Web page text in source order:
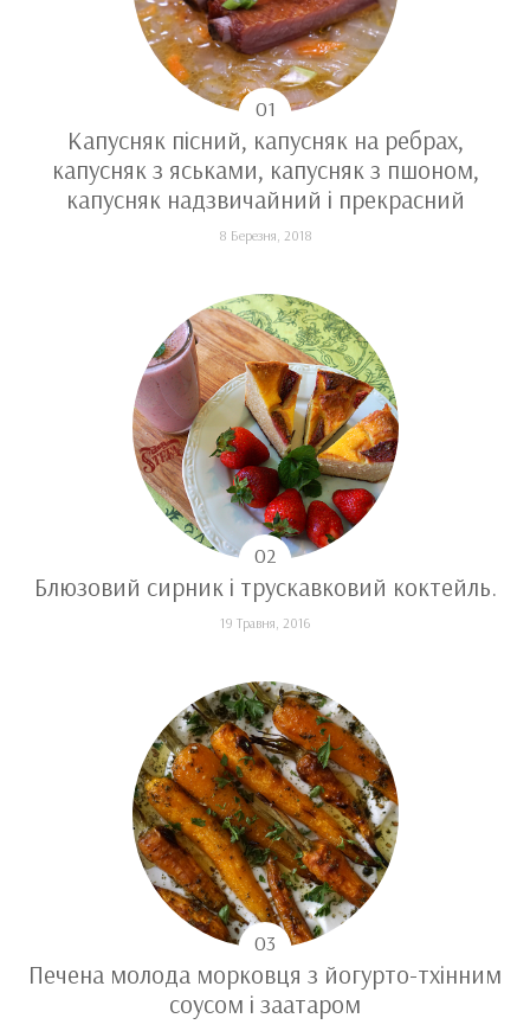
Капусняк пісний, капусняк на ребрах,
капусняк з яськами, капусняк з пшоном,
капусняк надзвичайний і прекрасний
8 Березня, 2018
Блюзовий сирник і трускавковий коктейль.
19 Травня, 2016
Печена молода морковця з йогурто-тхінним
соусом і заатаром